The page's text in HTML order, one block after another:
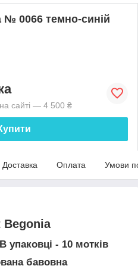
0066 темно-синій
сайті — 4 500 ₴
Доставка Оплата Умови
Begonia
упаковці - 10 мотків
бавовна